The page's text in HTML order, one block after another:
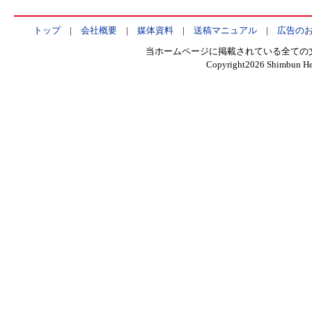
トップ| 会社概要| 媒体資料| 送稿マニュアル| 広告の
当ホームページに掲載されている全て
Copyright2026 Shimbun